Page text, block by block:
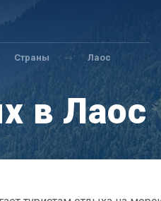
Страны Лаос
в Лаос